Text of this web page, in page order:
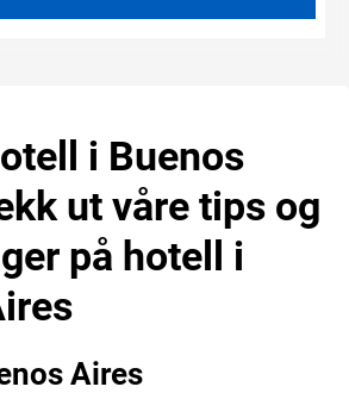
i Buenos
ut våre tips og
på hotell i
Aires